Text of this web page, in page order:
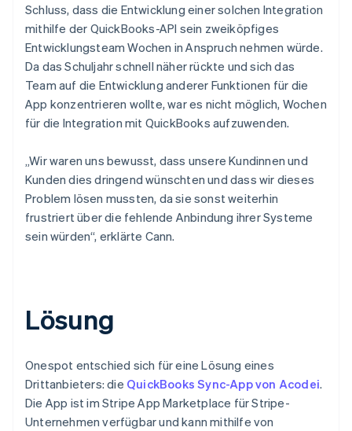
Schluss, dass die Entwicklung einer solchen Integration
mithilfe der QuickBooks-API sein zweiköpfiges
Entwicklungsteam Wochen in Anspruch nehmen würde.
Da das Schuljahr schnell näher rückte und sich das
Team auf die Entwicklung anderer Funktionen für die
App konzentrieren wollte, war es nicht möglich, Wochen
für die Integration mit QuickBooks aufzuwenden.
„Wir waren uns bewusst, dass unsere Kundinnen und
Kunden dies dringend wünschten und dass wir dieses
Problem lösen mussten, da sie sonst weiterhin
frustriert über die fehlende Anbindung ihrer Systeme
sein würden“, erklärte Cann.
Lösung
Onespot entschied sich für eine Lösung eines
Drittanbieters: die QuickBooks Sync-App von Acodei.
Die App ist im Stripe App Marketplace für Stripe-
Unternehmen verfügbar und kann mithilfe von